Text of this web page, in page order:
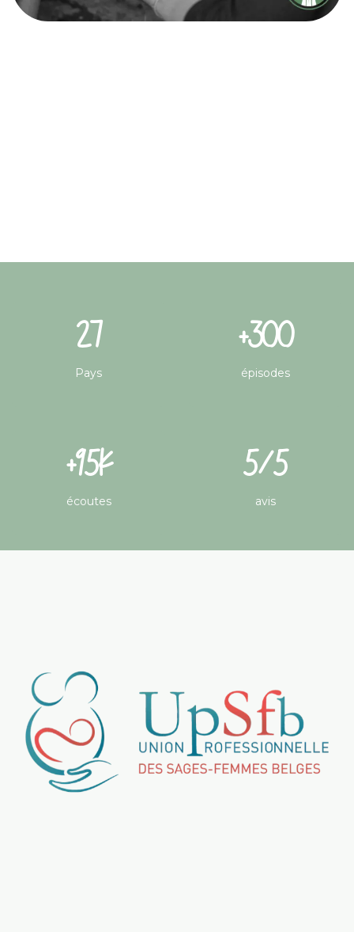
27
Pays
+300
épisodes
+95K
écoutes
5/5
avis